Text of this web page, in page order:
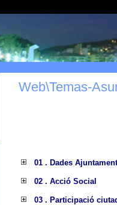
Web\Temas-
01 . Dades Ajuntament
02 . Acció Social
03 . Participació